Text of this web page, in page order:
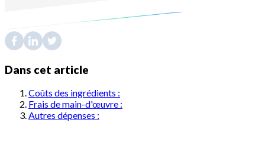
Dans cet article
Coûts des ingrédients :
Frais de main-d'œuvre :
Autres dépenses :